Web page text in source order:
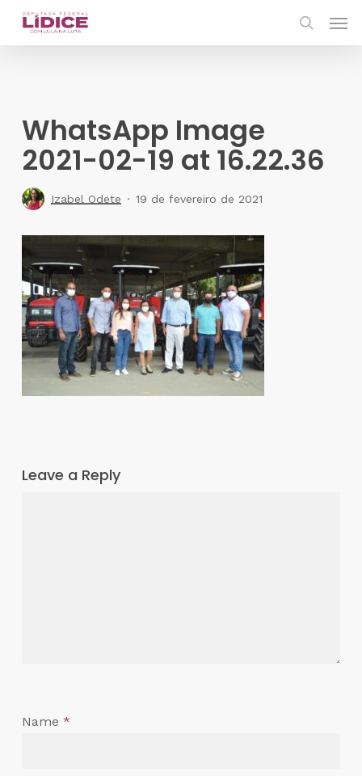
Skip
WhatsApp Image
2021-02-19 at 16.22.36
Izabel Odete 19 de fevereiro de 2021
Leave a Reply
Name *